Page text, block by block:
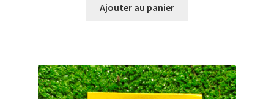
Ajouter au panier